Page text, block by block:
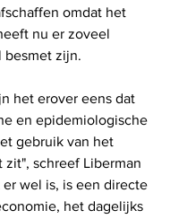
omdat het
nu er zoveel
besmet zijn.
het erover eens dat
en epidemiologische
gebruik van het
zit", schreef Liberman
er wel is, is een directe
het dagelijks